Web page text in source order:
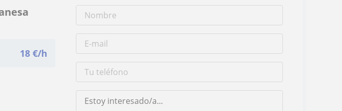
18 €/h